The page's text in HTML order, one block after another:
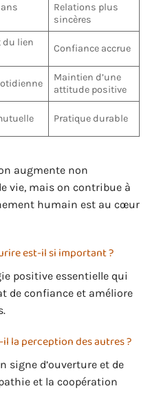
Relations plus
sincères
du lien
Confiance accrue
Maintien d’une
attitude positive
Pratique durable
augmente non
vie, mais on contribue à
humain est au cœur
est-il si important ?
positive essentielle qui
de confiance et améliore
la perception des autres ?
signe d’ouverture et de
et la coopération